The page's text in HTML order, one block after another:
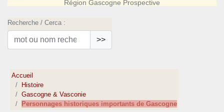
Région Gascogne Prospective
Recherche / Cerca :
>>
Accueil
Histoire
Gascogne & Vasconie
Personnages historiques importants de Gascogne